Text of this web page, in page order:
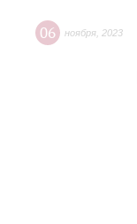
06 ноября 2023